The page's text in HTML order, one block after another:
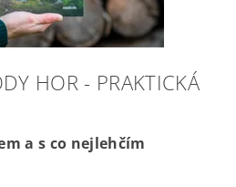
HOR - PRAKTICKÁ
a s co nejlehčím